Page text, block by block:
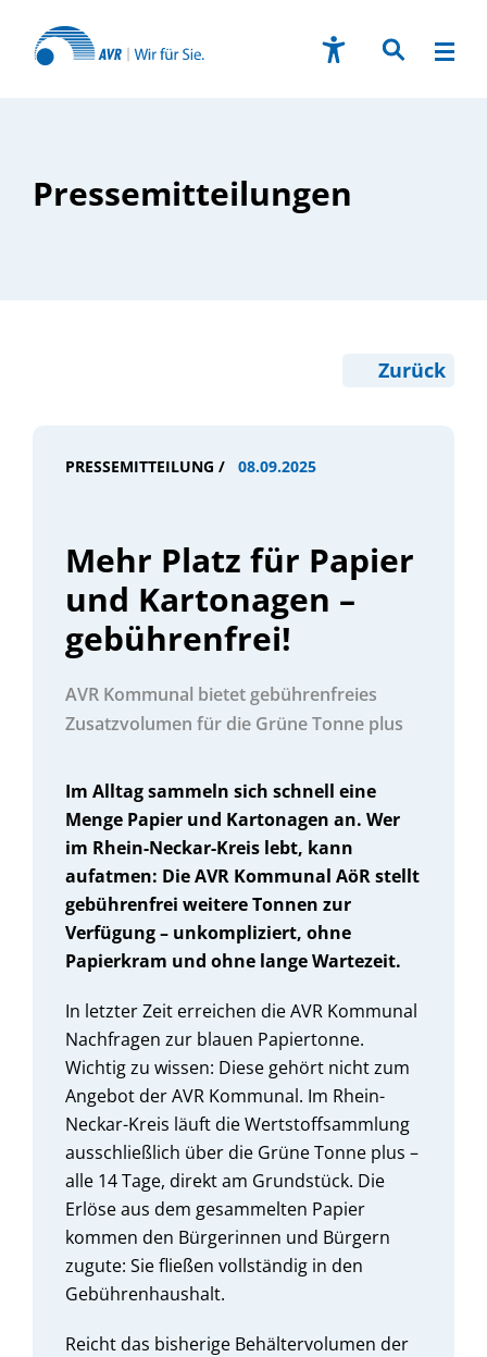
Pressemitteilungen
PRESSEMITTEILUNG / 08.09.2025
Zurück
Mehr Platz für Papier
und Kartonagen –
gebührenfrei!
AVR Kommunal bietet gebührenfreies
Zusatzvolumen für die Grüne Tonne plus
Im Alltag sammeln sich schnell eine
Menge Papier und Kartonagen an. Wer
im Rhein-Neckar-Kreis lebt, kann
aufatmen: Die AVR Kommunal AöR stellt
gebührenfrei weitere Tonnen zur
Verfügung – unkompliziert, ohne
Papierkram und ohne lange Wartezeit.
In letzter Zeit erreichen die AVR Kommunal
Nachfragen zur blauen Papiertonne.
Wichtig zu wissen: Diese gehört nicht zum
Angebot der AVR Kommunal. Im Rhein-
Neckar-Kreis läuft die Wertstoffsammlung
ausschließlich über die Grüne Tonne plus –
alle 14 Tage, direkt am Grundstück. Die
Erlöse aus dem gesammelten Papier
kommen den Bürgerinnen und Bürgern
zugute: Sie fließen vollständig in den
Gebührenhaushalt.
Reicht das bisherige Behältervolumen der